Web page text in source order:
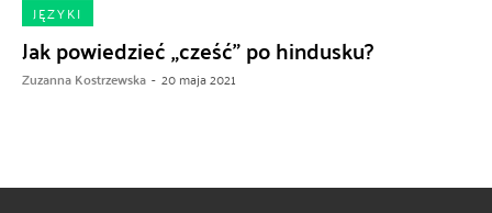
JĘZYKI
Jak powiedzieć „cześć” po hindusku?
Zuzanna Kostrzewska - 20 maja 2021